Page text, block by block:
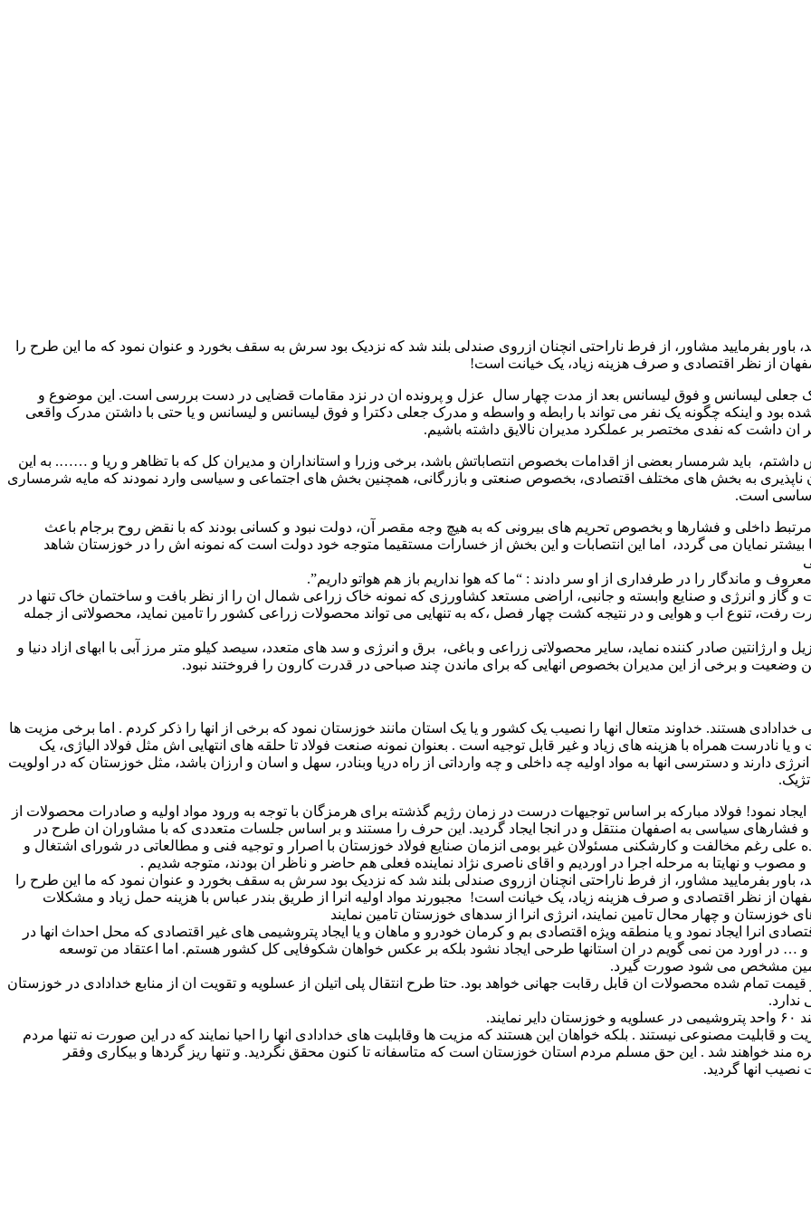
باور بفرمایید مشاور، از فرط ناراحتی انچنان ازروی صندلی بلند شد که نزدیک بود سرش به سقف بخورد و عنوان نمود که ما این طرح را
از نظر اقتصادی و صرف هزینه زیاد، یک خیانت است!
جعلی لیسانس و فوق لیسانس بعد از مدت چهار سال عزل و پرونده ان در نزد مقامات قضایی در دست بررسی است. این موضوع و
بود و اینکه چگونه یک نفر می تواند با رابطه و واسطه و مدرک جعلی دکترا و فوق لیسانس و لیسانس و یا حتی با داشتن مدرک واقعی
ان داشت که نفدی مختصر بر عملکرد مدیران نالایق داشته باشیم.
باید شرمسار بعضی از اقدامات بخصوص انتصاباتش باشد، برخی وزرا و استانداران و مدیران کل که با تظاهر و ریا و ……. به این
به بخش های مختلف اقتصادی، بخصوص صنعتی و بازرگانی، همچنین بخش های اجتماعی و سیاسی وارد نمودند که مایه شرمساری
اساسی است.
داخلی و فشارها و بخصوص تحریم های بیرونی که به هیچ وجه مقصر آن، دولت نبود و کسانی بودند که با نقض روح برجام باعث
بیشتر نمایان می گردد، اما این انتصابات و این بخش از خسارات مستقیما متوجه خود دولت است که نمونه اش را در خوزستان شاهد
و ماندگار را در طرفداری از او سر دادند : “ما که هوا نداریم باز هم هواتو داریم”.
و گاز و انرژی و صنایع وابسته و جانبی، اراضی مستعد کشاورزی که نمونه خاک زراعی شمال ان را از نظر بافت و ساختمان خاک تنها در
تنوع اب و هوایی و در نتیجه کشت چهار فصل ،که به تنهایی می تواند محصولات زراعی کشور را تامین نماید، محصولاتی از جمله
و ارژانتین صادر کننده نماید، سایر محصولاتی زراعی و باغی، برق و انرژی و سد های متعدد، سیصد کیلو متر مرز آبی با ابهای ازاد دنیا و
وضعیت و برخی از این مدیران بخصوص انهایی که برای ماندن چند صباحی در قدرت کارون را فروختند نبود.
خدادادی هستند. خداوند متعال انها را نصیب یک کشور و یا یک استان مانند خوزستان نمود که برخی از انها را ذکر کردم . اما برخی مزیت ها
همراه با هزینه های زیاد و غیر قابل توجیه است . بعنوان نمونه صنعت فولاد تا حلقه های انتهایی اش مثل فولاد الیاژی، یک
دارند و دسترسی انها به مواد اولیه چه داخلی و چه وارداتی از راه دریا وبنادر، سهل و اسان و ارزان باشد، مثل خوزستان که در اولویت
نمود! فولاد مبارکه بر اساس توجیهات درست در زمان رژیم گذشته برای هرمزگان با توجه به ورود مواد اولیه و صادرات محصولات از
و فشارهای سیاسی به اصفهان منتقل و در انجا ایجاد گردید. این حرف را مستند و بر اساس جلسات متعددی که با مشاوران ان طرح در
علی رغم مخالفت و کارشکنی مسئولان غیر بومی انزمان صنایع فولاد خوزستان با اصرار و توجیه فنی و مطالعاتی در شورای اشتغال و
و نهایتا به مرحله اجرا در اوردیم و اقای ناصری نژاد نماینده فعلی هم حاضر و ناظر ان بودند، متوجه شدیم .
باور بفرمایید مشاور، از فرط ناراحتی انچنان ازروی صندلی بلند شد که نزدیک بود سرش به سقف بخورد و عنوان نمود که ما این طرح را
از نظر اقتصادی و صرف هزینه زیاد، یک خیانت است! مجبورند مواد اولیه انرا از طریق بندر عباس با هزینه حمل زیاد و مشکلات
خوزستان و چهار محال تامین نمایند، انرژی انرا از سدهای خوزستان تامین نمایند
انرا ایجاد نمود و یا منطقه ویژه اقتصادی بم و کرمان خودرو و ماهان و یا ایجاد پتروشیمی های غیر اقتصادی که محل احداث انها در
و … در اورد من نمی گویم در ان استانها طرحی ایجاد نشود بلکه بر عکس خواهان شکوفایی کل کشور هستم. اما اعتقاد من توسعه
مشخص می شود صورت گیرد.
تمام شده محصولات ان قابل رقابت جهانی خواهد بود. حتا طرح انتقال پلی اتیلن از عسلویه و تقویت ان از منابع خدادادی در خوزستان
مصنوعی نیستند . بلکه خواهان این هستند که مزیت ها وقابلیت های خدادادی انها را احیا نمایند که در این صورت نه تنها مردم
مند خواهند شد . این حق مسلم مردم استان خوزستان است که متاسفانه تا کنون محقق نگردید. و تنها ریز گردها و بیکاری وفقر